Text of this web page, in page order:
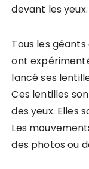
devant les yeux.
Tous les
ont
lancé ses
Ces lentilles
des yeux. Elles
Les
des photos ou